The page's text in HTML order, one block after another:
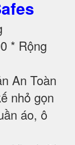
* Rộng
An Toàn
nhỏ gọn
áo, ô